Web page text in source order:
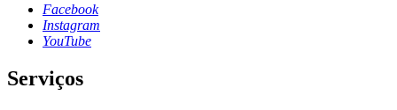
Facebook
Instagram
YouTube
Serviços